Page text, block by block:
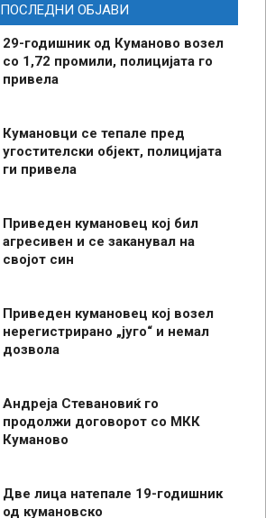
ПОСЛЕДНИ ОБЈАВИ
29-годишник од Куманово возел
со 1,72 промили, полицијата го
привела
Кумановци се тепале пред
угостителски објект, полицијата
ги привела
Приведен кумановец кој бил
агресивен и се заканувал на
својот син
Приведен кумановец кој возел
нерегистрирано „југо“ и немал
дозвола
Андреја Стевановиќ го
продолжи договорот со МКК
Куманово
Две лица натепале 19-годишник
од кумановско